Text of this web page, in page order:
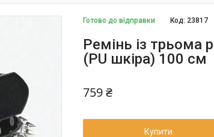
Готово до відправки Код: 23817
Ремінь із трьома
(PU шкіра) 100 см
759 ₴
Купити